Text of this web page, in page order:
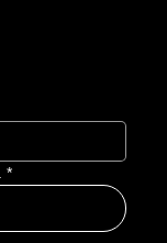
*